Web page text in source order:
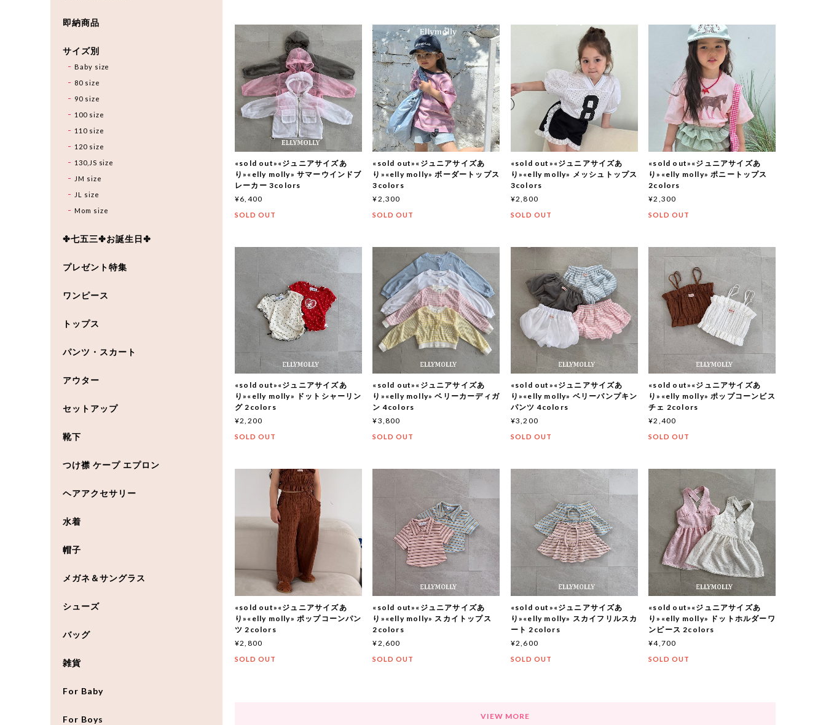
«sold out»«ジュニアサイズあ
り»«elly molly» サマーウインドブ
レーカー 3colors
¥6,400
SOLD OUT
«sold out»«ジュニアサイズあ
り»«elly molly» ボーダートップス
3colors
¥2,300
SOLD OUT
«sold out»«ジュニアサイズあ
り»«elly molly» メッシュトップス
3colors
¥2,800
SOLD OUT
«sold out»«ジュニアサイズあ
り»«elly molly» ポニートップス
2colors
¥2,300
SOLD OUT
«sold out»«ジュニアサイズあ
り»«elly molly» ドットシャーリン
グ 2colors
¥2,200
SOLD OUT
«sold out»«ジュニアサイズあ
り»«elly molly» ベリーカーディガ
ン 4colors
¥3,800
SOLD OUT
«sold out»«ジュニアサイズあ
り»«elly molly» ベリーパンプキン
パンツ 4colors
¥3,200
SOLD OUT
«sold out»«ジュニアサイズあ
り»«elly molly» ポップコーンビス
チェ 2colors
¥2,400
SOLD OUT
«sold out»«ジュニアサイズあ
り»«elly molly» ポップコーンパン
ツ 2colors
¥2,800
SOLD OUT
«sold out»«ジュニアサイズあ
り»«elly molly» スカイトップス
2colors
¥2,600
SOLD OUT
«sold out»«ジュニアサイズあ
り»«elly molly» スカイフリルスカ
ート 2colors
¥2,600
SOLD OUT
«sold out»«ジュニアサイズあ
り»«elly molly» ドットホルダーワ
ンピース 2colors
¥4,700
SOLD OUT
VIEW MORE
即納商品
サイズ別
Baby size
80 size
90 size
100 size
110 size
120 size
130,JS size
JM size
JL size
Mom size
✤七五三✤お誕生日✤
プレゼント特集
ワンピース
トップス
パンツ・スカート
アウター
セットアップ
靴下
つけ襟 ケープ エプロン
ヘアアクセサリー
水着
帽子
メガネ＆サングラス
シューズ
バッグ
雑貨
For Baby
For Boys